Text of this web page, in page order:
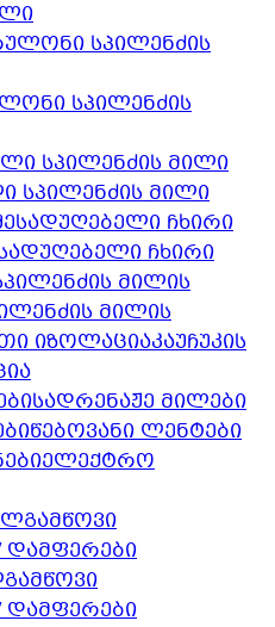
სპილენძის
სპილენძის მილი
ჩხირი
მილის
კაუჩუკის
სადრენაჟე მილები
წებოვანი ლენტები
ელექტრო